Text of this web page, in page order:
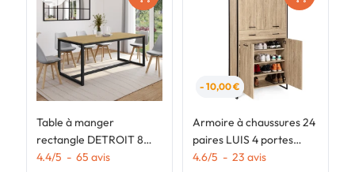
Table à manger
rectangle DETROIT 8
personnes design
4.4/5 - 65 avis
- 10,00 €
Armoire à chaussures 24
paires LUIS 4 portes
avec tiroir design
4.6/5 - 23 avis